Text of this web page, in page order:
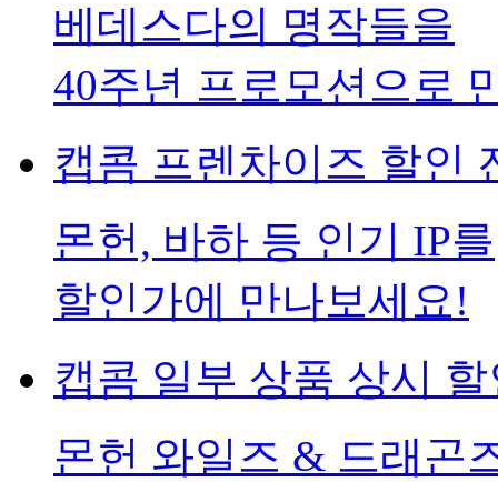
베데스다의 명작들을
40주년 프로모션으로
캡콤 프렌차이즈 할인
몬헌, 바하 등 인기 IP를
할인가에 만나보세요!
캡콤 일부 상품 상시
몬헌 와일즈 & 드래곤